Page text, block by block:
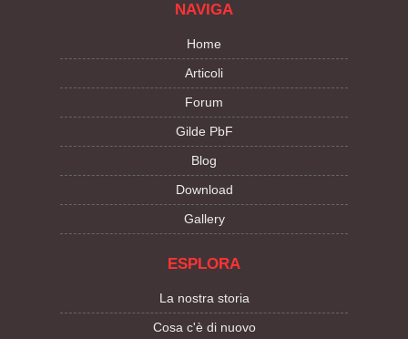
NAVIGA
Home
Articoli
Forum
Gilde PbF
Blog
Download
Gallery
ESPLORA
La nostra storia
Cosa c'è di nuovo